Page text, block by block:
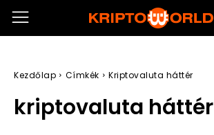
Kezdőlap Címkék Kriptovaluta háttér
kriptovaluta háttér